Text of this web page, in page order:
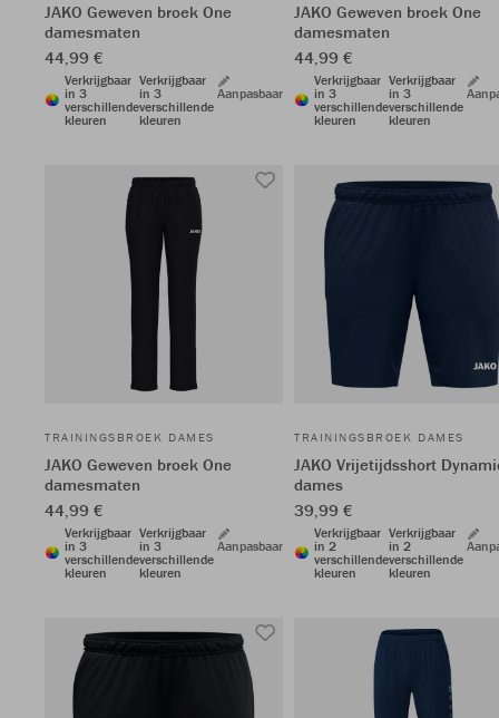
JAKO Geweven broek One
damesmaten
44,99 €
Verkrijgbaar
in 3
verschillende
kleuren
Verkrijgbaar
in 3
verschillende
kleuren
Aanpasbaar
JAKO Geweven broek One
damesmaten
44,99 €
Verkrijgbaar
in 3
verschillende
kleuren
Verkrijgbaar
in 3
verschillende
kleuren
TRAININGSBROEK DAMES
JAKO Geweven broek One
damesmaten
44,99 €
Verkrijgbaar
in 3
verschillende
kleuren
Verkrijgbaar
in 3
verschillende
kleuren
Aanpasbaar
TRAININGSBROEK DAMES
JAKO Vrijetijdsshort
dames
39,99 €
Verkrijgbaar
in 2
verschillende
kleuren
Verkrijgbaar
in 2
verschillende
kleuren